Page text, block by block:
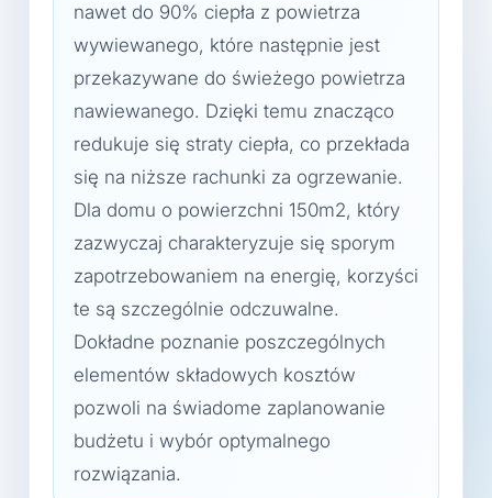
nawet do 90% ciepła z powietrza
wywiewanego, które następnie jest
przekazywane do świeżego powietrza
nawiewanego. Dzięki temu znacząco
redukuje się straty ciepła, co przekłada
się na niższe rachunki za ogrzewanie.
Dla domu o powierzchni 150m2, który
zazwyczaj charakteryzuje się sporym
zapotrzebowaniem na energię, korzyści
te są szczególnie odczuwalne.
Dokładne poznanie poszczególnych
elementów składowych kosztów
pozwoli na świadome zaplanowanie
budżetu i wybór optymalnego
rozwiązania.